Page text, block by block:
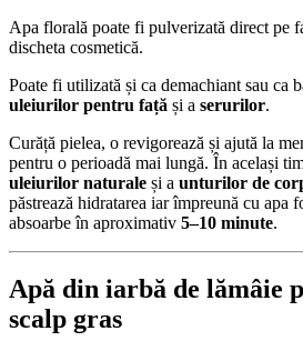
Apa florală poate fi pulverizată direct pe
discheta cosmetică.
Poate fi utilizată și ca demachiant sau ca
uleiurilor pentru față și a serurilor.
Curăță pielea, o revigorează și ajută la
pentru o perioadă mai lungă. În același
uleiurilor naturale și a unturilor de
păstrează hidratarea iar împreună cu apa
absoarbe în aproximativ 5–10 minute.
Apă din iarbă de lămâie
scalp gras